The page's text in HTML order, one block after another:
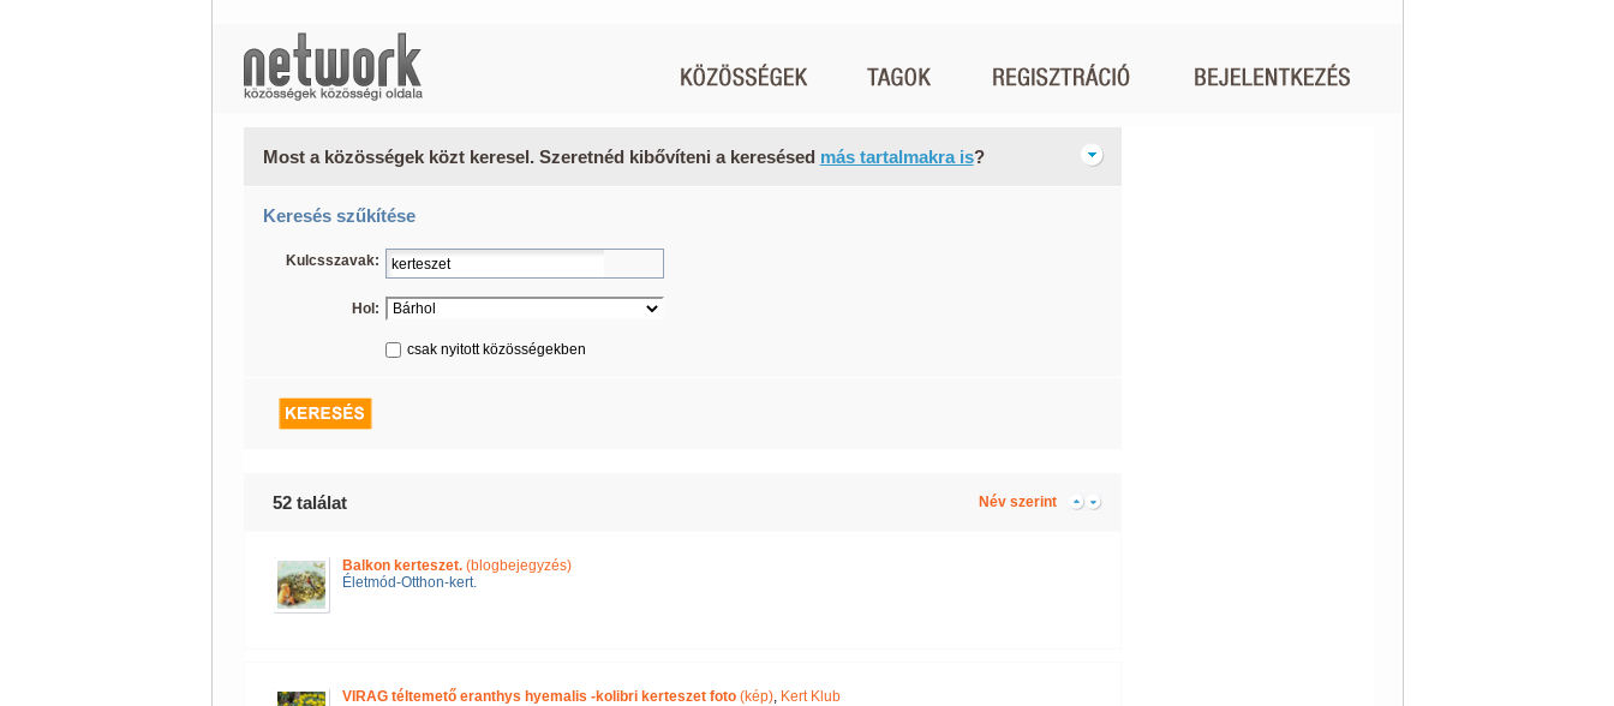
Most a közösségek közt keresel. Szeretnéd kibővíteni a keresésed más tartalmakra is?
Keresés szűkítése
Kulcsszavak:
Hol:
csak nyitott közösségekben
52 találat Név szerint
Balkon kerteszet.(blogbejegyzés)
Életmód-Otthon-kert.
VIRAG téltemető eranthys hyemalis -kolibri kerteszet foto(kép), Kert Klub